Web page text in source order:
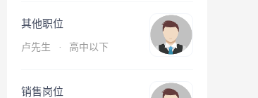
其他职位
卢先生 · 高中以下
销售岗位